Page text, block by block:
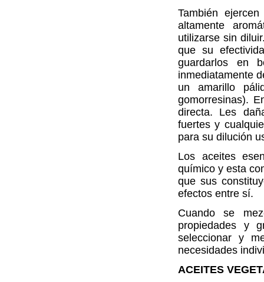
También
altamente
utilizarse sin
que su
guardarlos en
inmediatamente
un amarillo
gomorresinas).
directa. Les
fuertes y
para su dilución
Los aceites
químico y esta
que sus
efectos entre sí.
Cuando se
propiedades y
seleccionar y
necesidades
ACEITES